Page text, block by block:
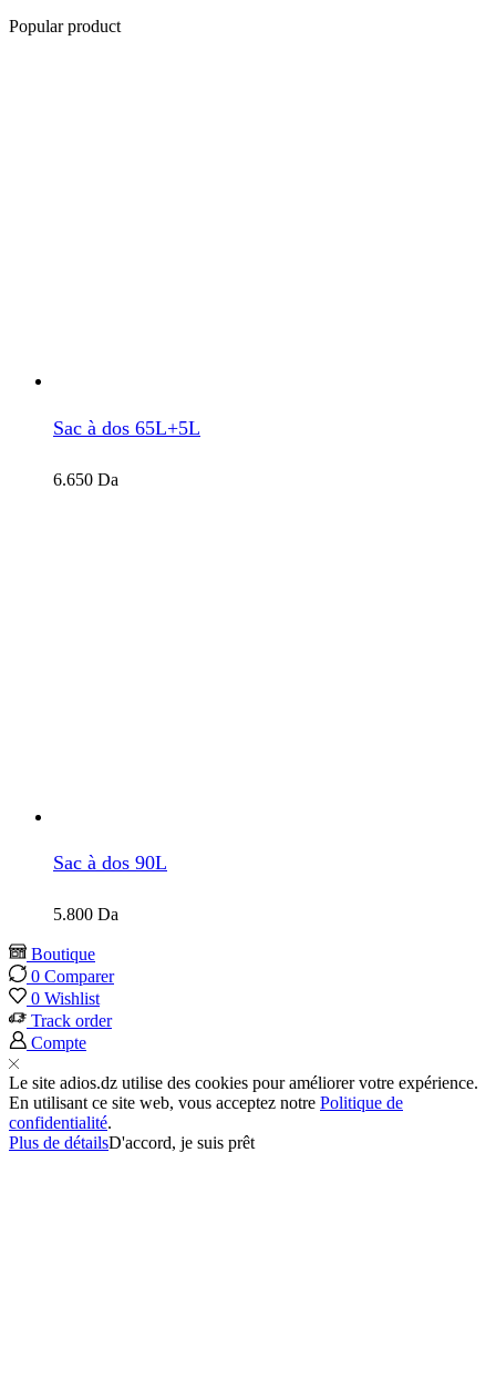
Popular product
Sac à dos 65L+5L
6.650 Da
Sac à dos 90L
5.800 Da
Boutique
0 Comparer
0 Wishlist
Track order
Compte
Le site adios.dz utilise des cookies pour améliorer votre expérience.
En utilisant ce site web, vous acceptez notre Politique de
confidentialité.
Plus de détailsD'accord, je suis prêt